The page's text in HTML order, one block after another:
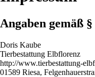
Angaben gemäß
Doris Kaube
Tierbestattung Elbflorenz
http://www.tierbestattung-
01589 Riesa,